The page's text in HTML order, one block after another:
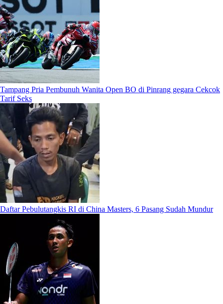
Tampang Pria Pembunuh Wanita Open BO di Pinrang gegara Cekcok
Tarif Seks
Daftar Pebulutangkis RI di China Masters, 6 Pasang Sudah Mundur